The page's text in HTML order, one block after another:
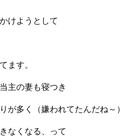
けようとして
ます。
主の妻も寝つき
が多く（嫌われてたんだね～）
なくなる、って